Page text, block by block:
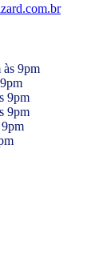
às 9pm
9pm
9pm